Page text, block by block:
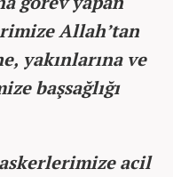
Allah’tan
yakınlarına ve
başsağlığı
acil